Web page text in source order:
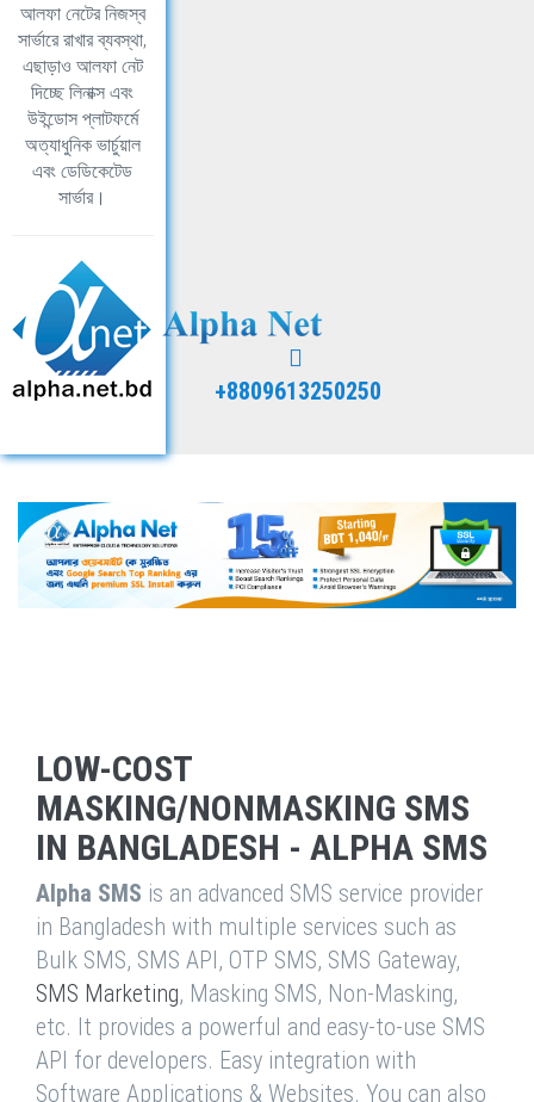
আলফা নেটের নিজস্ব
সার্ভারে রাখার ব্যবস্থা,
এছাড়াও আলফা নেট
দিচ্ছে লিনাক্স এবং
উইন্ডোস প্লাটফর্মে
অত্যাধুনিক ভার্চুয়াল
এবং ডেডিকেটেড
সার্ভার।
+8809613250250
LOW-COST
MASKING/NONMASKING SMS
IN BANGLADESH - ALPHA SMS
Alpha SMS is an advanced SMS service provider
in Bangladesh with multiple services such as
Bulk SMS, SMS API, OTP SMS, SMS Gateway,
SMS Marketing, Masking SMS, Non-Masking,
etc. It provides a powerful and easy-to-use SMS
API for developers. Easy integration with
Software Applications & Websites. You can also